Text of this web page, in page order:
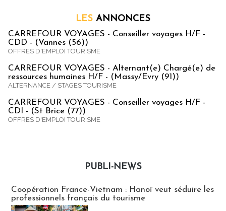
LES ANNONCES
CARREFOUR VOYAGES - Conseiller voyages H/F -
CDD - (Vannes (56))
OFFRES D'EMPLOI TOURISME
CARREFOUR VOYAGES - Alternant(e) Chargé(e) de
ressources humaines H/F - (Massy/Evry (91))
ALTERNANCE / STAGES TOURISME
CARREFOUR VOYAGES - Conseiller voyages H/F -
CDI - (St Brice (77))
OFFRES D'EMPLOI TOURISME
PUBLI-NEWS
Coopération France-Vietnam : Hanoï veut séduire les
professionnels français du tourisme